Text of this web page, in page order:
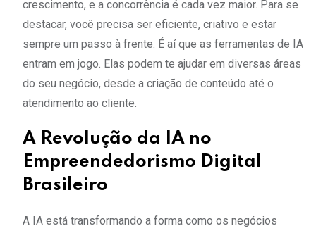
crescimento, e a concorrência é cada vez maior. Para se
destacar, você precisa ser eficiente, criativo e estar
sempre um passo à frente. É aí que as ferramentas de IA
entram em jogo. Elas podem te ajudar em diversas áreas
do seu negócio, desde a criação de conteúdo até o
atendimento ao cliente.
A Revolução da IA no
Empreendedorismo Digital
Brasileiro
A IA está transformando a forma como os negócios